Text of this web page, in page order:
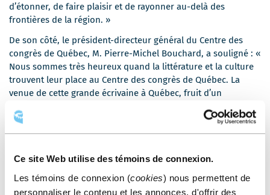
Ce site Web utilise des témoins de connexion.
Les témoins de connexion (cookies) nous permettent de
personnaliser le contenu et les annonces, d'offrir des
d’étonner, de faire plaisir et de rayonner au-delà des
frontières de la région. »
De son côté, le président-directeur général du Centre des
congrès de Québec, M. Pierre-Michel Bouchard, a souligné : «
Nous sommes très heureux quand la littérature et la culture
trouvent leur place au Centre des congrès de Québec. La
venue de cette grande écrivaine à Québec, fruit d’un
livre de Québec, est un événement marquant qui résonnera
longtemps en nos murs. »
Le maire de Québec, M. Régis Labeaume, a également tenu à
littéraire UNESCO, a la responsabilité de faire vivre la
littérature, de la faire rayonner et d’en déployer tout son